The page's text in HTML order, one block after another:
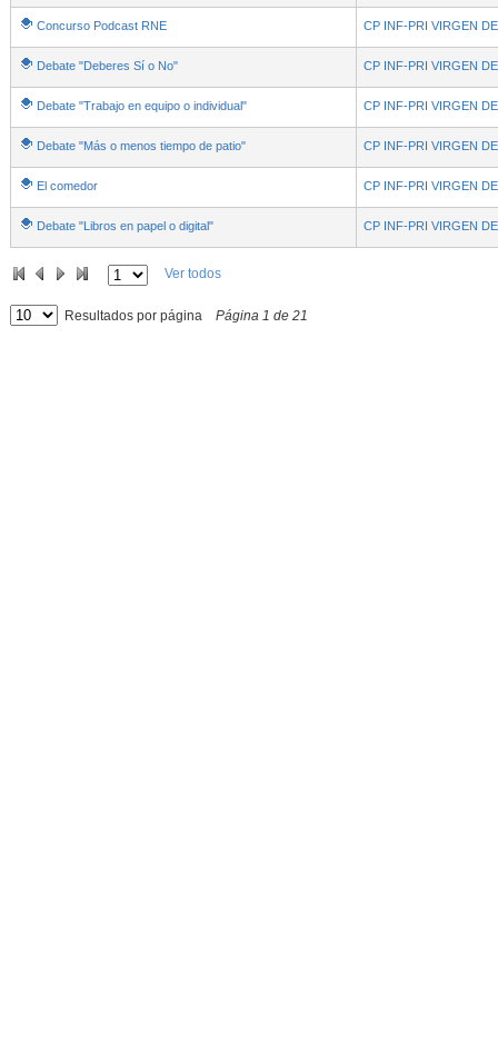
Concurso Podcast RNE CP INF-PRI VIRGEN
Debate "Deberes Sí o No" CP INF-PRI VIRGEN
Debate "Trabajo en equipo o individual" CP INF-PRI VIRGEN
Debate "Más o menos tiempo de patio" CP INF-PRI VIRGEN
El comedor CP INF-PRI VIRGEN
Debate "Libros en papel o digital" CP INF-PRI VIRGEN
Ver todos
Resultados por página Página 1 de 21